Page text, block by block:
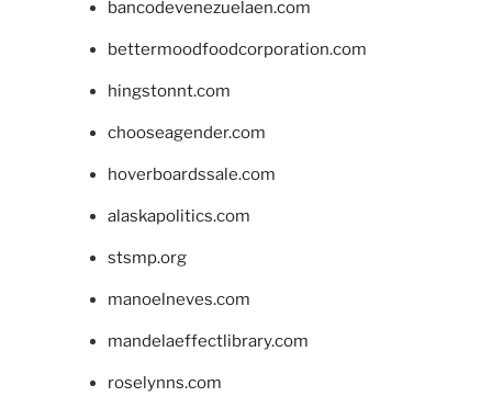
bancodevenezuelaen.com
bettermoodfoodcorporation.com
hingstonnt.com
chooseagender.com
hoverboardssale.com
alaskapolitics.com
stsmp.org
manoelneves.com
mandelaeffectlibrary.com
roselynns.com